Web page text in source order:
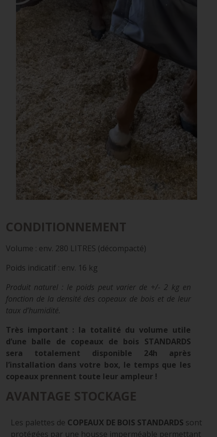
CONDITIONNEMENT
Volume : env. 280 LITRES (décompacté)
Poids indicatif : env. 16 kg
Produit naturel : le poids peut varier de +/- 2 kg en
fonction de la densité des copeaux de bois et de leur
taux d’humidité.
Très important : la totalité du volume utile
d’une balle de copeaux de bois STANDARDS
sera totalement disponible 24h après
l’installation dans votre box, le temps que les
copeaux prennent toute leur ampleur !
AVANTAGE STOCKAGE
Les palettes de COPEAUX DE BOIS STANDARDS sont
protégées par une housse imperméable permettant